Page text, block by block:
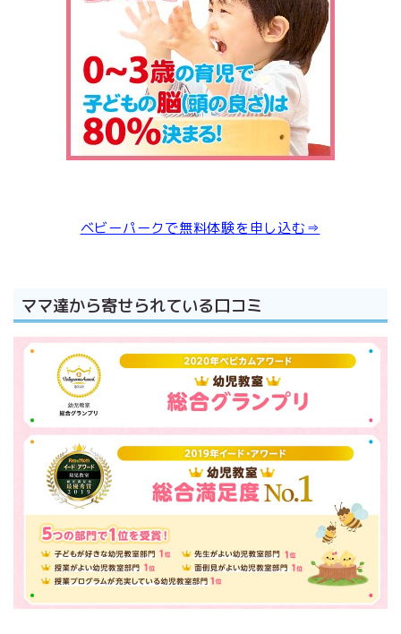
ベビーパークで無料体験を申し込む⇒
ママ達から寄せられている口コミ